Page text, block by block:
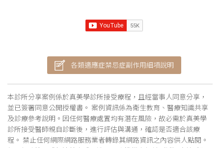
各類適應症禁忌症副作用細項說明
本診所分享案例係於真美學診所接受療程，且經當事人同意分享，
並已簽署同意公開授權書。 案例資訊係為衛生教育、醫療知識共享
及診療參考說明。因任何醫療處置均有潛在風險，故必需於真美學
診所接受醫師親自診斷後，進行評估與溝通，確認是否適合該療
程。 禁止任何網際網路服務業者轉錄其網路資訊之內容供人點閱。